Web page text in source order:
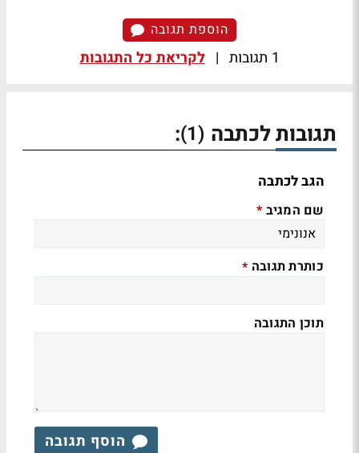
הוספת תגובה
1 תגובות | לקריאת כל התגובות
תגובות לכתבה (1)
:
הגב לכתבה
שם המגיב *
כותרת תגובה *
תוכן התגובה
הוסף תגובה